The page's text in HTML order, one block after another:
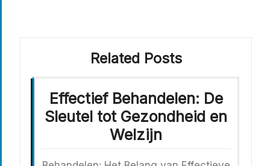
Related Posts
Effectief Behandelen: De
Sleutel tot Gezondheid en
Welzijn